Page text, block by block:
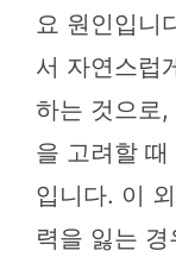
요 원인입니
서 자연스럽
하는 것으로
을 고려할
입니다. 이
력을 잃는